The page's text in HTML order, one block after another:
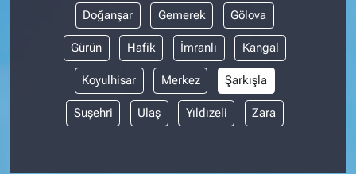
Doğanşar Gemerek Gölova
Gürün Hafik İmranlı Kangal
Koyulhisar Merkez Şarkışla
Suşehri Ulaş Yıldızeli Zara